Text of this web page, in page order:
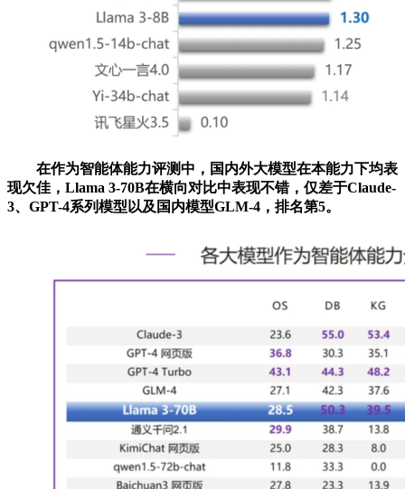
在作为智能体能力评测中，国内外大模型在本能力下均表
现欠佳，Llama 3-70B在横向对比中表现不错，仅差于Claude-
3、GPT-4系列模型以及国内模型GLM-4，排名第5。